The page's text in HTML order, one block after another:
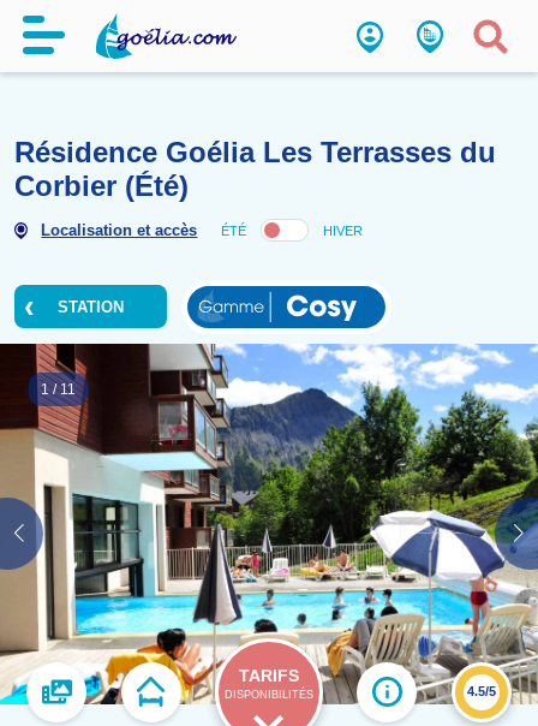
Résidence Goélia Les
Corbier (Été)
Localisation et accès ÉTÉ
STATION
1/11
TARIFS
DISPONIBILITÉS 4.5/5